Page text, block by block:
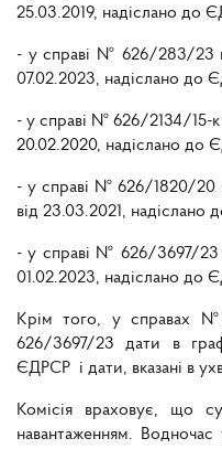
25.03.2019, надіслано до
- у справі № 626/283/23
07.02.2023, надіслано до
- у справі № 626/2134/15-к
20.02.2020, надіслано до
- у справі № 626/1820/20
від 23.03.2021, надіслано
- у справі № 626/3697/23
01.02.2023, надіслано до
Крім того, у справах
626/3697/23 дати в
ЄДРСР і дати, вказані в
Комісія враховує, що
навантаженням. Водночас